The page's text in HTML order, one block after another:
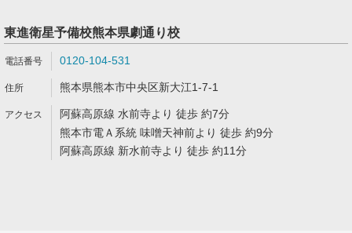
東進衛星予備校熊本県劇通り校
0120-104-531
熊本県熊本市中央区新大江1-7-1
阿蘇高原線 水前寺より 徒歩 約7分
熊本市電Ａ系統 味噌天神前より 徒歩 約9分
阿蘇高原線 新水前寺より 徒歩 約11分